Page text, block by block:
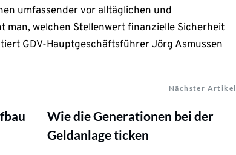
umfassender vor alltäglichen und
man, welchen Stellenwert finanzielle Sicherheit
GDV-Hauptgeschäftsführer Jörg Asmussen
Nächster Artikel
Wie die Generationen bei der
Geldanlage ticken